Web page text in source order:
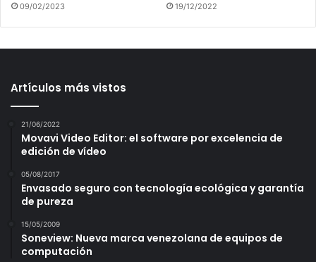
09/02/2023 19/12/2022
Artículos más vistos
21/06/2022
Movavi Video Editor: el software por excelencia de
edición de vídeo
05/08/2017
Envasado seguro con tecnología ecológica y garantía
de pureza
15/05/2009
Soneview: Nueva marca venezolana de equipos de
computación